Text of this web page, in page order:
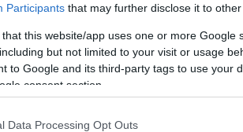
Participants that may further disclose it to other
that this website/app uses one or more Google
but not limited to your visit or usage
to Google and its third-party tags to use your
consent section.
Data Processing Opt Outs
απεργία σήμερα καθώς
παράνομη χθες με τα σωματεία
εργάτες της ΛΑΡΚΟ που